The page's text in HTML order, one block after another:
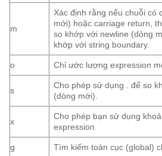
m
Xác định rằng nếu chuỗi có
mới) hoặc carriage return,
so khớp với newline (dòng
khớp với string boundary.
o Chỉ ước lượng expression
s
Cho phép sử dụng . để so
(dòng mới).
x
Cho phép bạn sử dụng
expression.
g Tìm kiếm toàn cục (global)